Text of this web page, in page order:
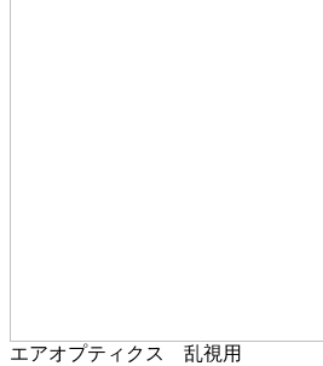
エアオプティクス 乱視用